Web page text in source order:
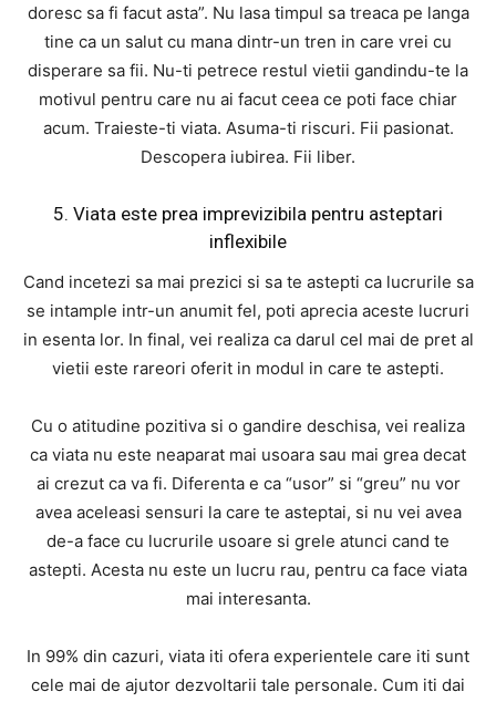
doresc sa fi facut asta”. Nu lasa timpul sa treaca pe langa
tine ca un salut cu mana dintr-un tren in care vrei cu
disperare sa fii. Nu-ti petrece restul vietii gandindu-te la
motivul pentru care nu ai facut ceea ce poti face chiar
acum. Traieste-ti viata. Asuma-ti riscuri. Fii pasionat.
Descopera iubirea. Fii liber.
5. Viata este prea imprevizibila pentru asteptari
inflexibile
Cand incetezi sa mai prezici si sa te astepti ca lucrurile sa
se intample intr-un anumit fel, poti aprecia aceste lucruri
in esenta lor. In final, vei realiza ca darul cel mai de pret al
vietii este rareori oferit in modul in care te astepti.
Cu o atitudine pozitiva si o gandire deschisa, vei realiza
ca viata nu este neaparat mai usoara sau mai grea decat
ai crezut ca va fi. Diferenta e ca “usor” si “greu” nu vor
avea aceleasi sensuri la care te asteptai, si nu vei avea
de-a face cu lucrurile usoare si grele atunci cand te
astepti. Acesta nu este un lucru rau, pentru ca face viata
mai interesanta.
In 99% din cazuri, viata iti ofera experientele care iti sunt
cele mai de ajutor dezvoltarii tale personale. Cum iti dai